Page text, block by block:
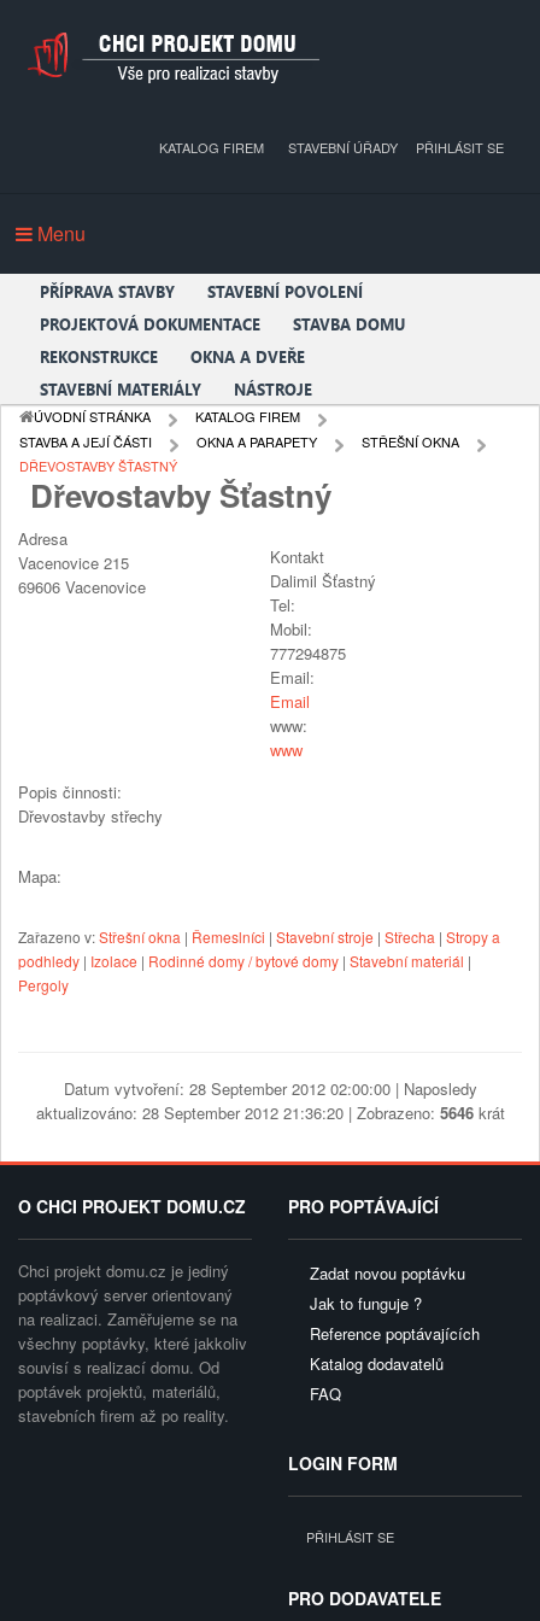
PŘIHLÁSIT SE
KATALOG FIREM STAVEBNÍ ÚŘADY
Menu
PŘÍPRAVA STAVBY
STAVEBNÍ POVOLENÍ
PROJEKTOVÁ DOKUMENTACE
STAVBA DOMU
REKONSTRUKCE
OKNA A DVEŘE
STAVEBNÍ MATERIÁLY
NÁSTROJE
ÚVODNÍ STRÁNKA
KATALOG FIREM
STAVBA A JEJÍ ČÁSTI
OKNA A PARAPETY
STŘEŠNÍ OKNA
DŘEVOSTAVBY ŠŤASTNÝ
Dřevostavby Šťastný
Adresa
Vacenovice 215
69606 Vacenovice
Kontakt
Dalimil Šťastný
Tel:
Mobil:
777294875
Email:
Email
www:
www
Popis činnosti:
Dřevostavby střechy
Mapa:
Zařazeno v:Střešní okna | Řemeslníci | Stavební stroje | Střecha | Stropy a
podhledy | Izolace | Rodinné domy / bytové domy | Stavební materiál |
Pergoly
Datum vytvoření: 28 September 2012 02:00:00 | Naposledy
aktualizováno: 28 September 2012 21:36:20 | Zobrazeno: 5646krát
O CHCI PROJEKT DOMU.CZ
Chci projekt domu.cz je jediný
poptávkový server orientovaný
na realizaci. Zaměřujeme se na
všechny poptávky, které jakkoliv
souvisí s realizací domu. Od
poptávek projektů, materiálů,
stavebních firem až po reality.
PRO POPTÁVAJÍCÍ
Zadat novou poptávku
Jak to funguje ?
Reference poptávajících
Katalog dodavatelů
FAQ
LOGIN FORM
PŘIHLÁSIT SE
PRO DODAVATELE